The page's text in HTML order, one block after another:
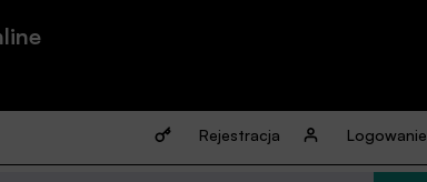
Rejestracja Logowanie